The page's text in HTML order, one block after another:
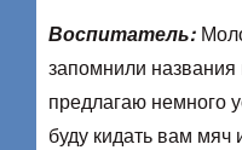
Воспитатель:
запомнили
предлагаю немного
буду кидать вам мяч